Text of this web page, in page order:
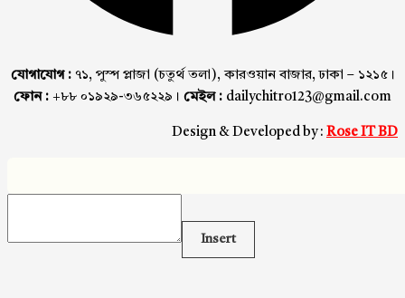
যোগাযোগ :৭১, পুস্প প্লাজা (চতুর্থ তলা), কারওয়ান বাজার, ঢাকা – ১২১৫।
ফোন : +৮৮ ০১৯২৯-৩৬৫২২৯। মেইল : dailychitro123@gmail.com
Design & Developed by : Rose IT BD
Insert